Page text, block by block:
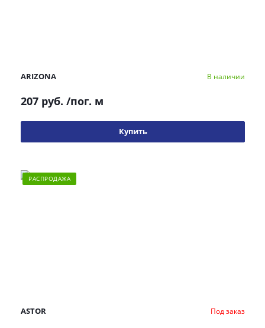
ARIZONA В наличии
207 руб. /пог. м
Купить
РАСПРОДАЖА
ASTOR Под заказ